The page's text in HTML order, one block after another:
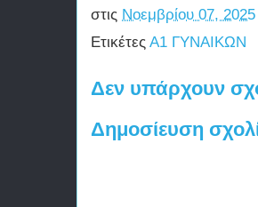
στις Νοεμβρίου 07, 2025
Ετικέτες Α1 ΓΥΝΑΙΚΩΝ
Δεν υπάρχουν
Δημοσίευση